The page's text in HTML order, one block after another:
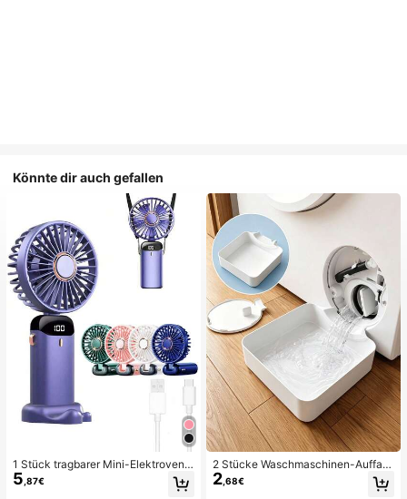
Könnte dir auch gefallen
1 Stück tragbarer Mini-Elektroventil
ator, tragbarer USB-aufladbarer Ve
ntilator, Nackenventilator, USB-Ven
5 ,87€
2 Stücke Waschmaschinen-Auffan
gwanne Tropfschale, wasserdichte
Bodenschutzmatte für Waschraum,
2 ,68€